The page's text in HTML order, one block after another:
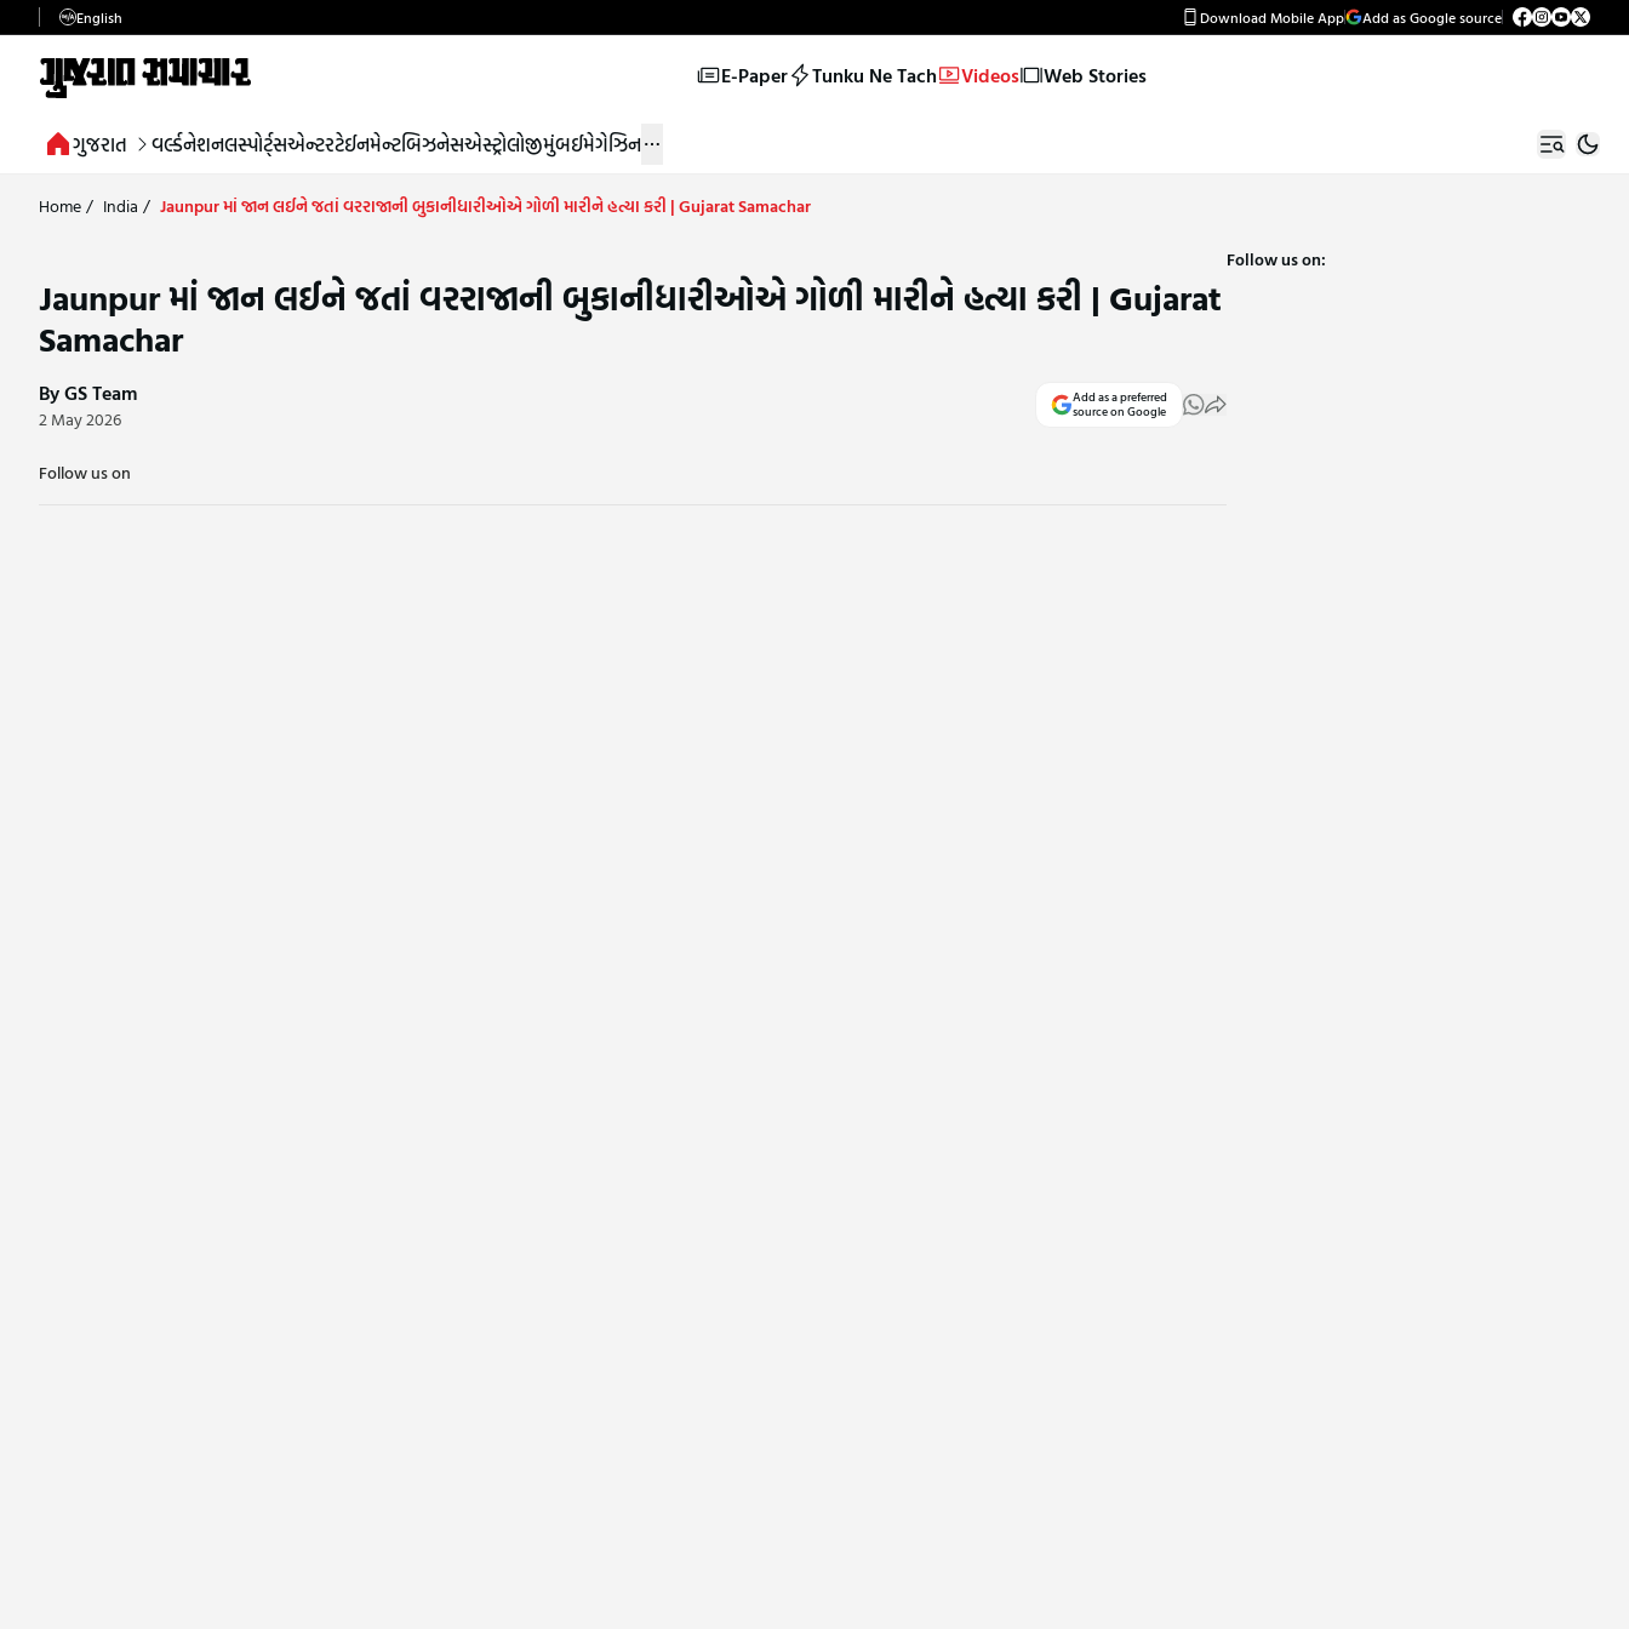
English Download Mobile App Add as Google source
E-Paper Tunku Ne Tach Videos Web Stories
ગુજરાત વર્લ્ડનેશનલસ્પોર્ટ્સએન્ટરટેઈનમેન્ટબિઝનેસએસ્ટ્રોલોજીમુંબઈમેગેઝિન
Home/ India / Jaunpur માં જાન લઈને જતાં વરરાજાની બુકાનીધારીઓએ ગોળી મારીને હત્યા કરી | Gujarat Samachar
Jaunpur માં જાન લઈને જતાં વરરાજાની બુકાનીધારીઓએ ગોળી મારીને હત્યા કરી | Gujarat
Samachar
By GS Team
2 May 2026
Add as a preferred
source on Google
Follow us on
Follow us on: